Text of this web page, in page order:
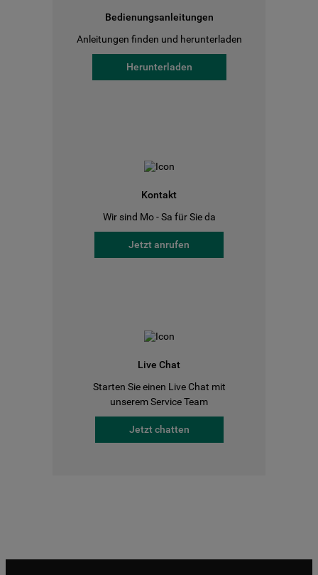
Bedienungsanleitungen
Anleitungen finden und herunterladen
Herunterladen
Kontakt
Wir sind Mo - Sa für Sie da
Jetzt anrufen
Live Chat
Starten Sie einen Live Chat mit
unserem Service Team
Jetzt chatten